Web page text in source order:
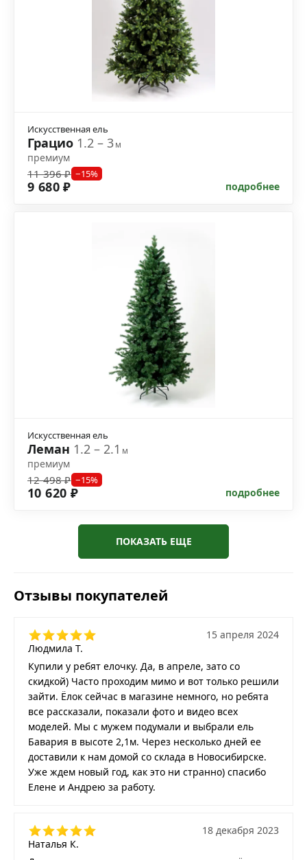
Искусственная ель
Грацио 1.2 – 3м
премиум
11 396 ₽ −15%
9 680 ₽ подробнее
Искусственная ель
Леман 1.2 – 2.1м
премиум
12 498 ₽ −15%
10 620 ₽ подробнее
ПОКАЗАТЬ ЕЩЕ
Отзывы покупателей
Людмила Т.
15 апреля 2024
Купили у ребят елочку. Да, в апреле, зато со
скидкой) Часто проходим мимо и вот только решили
зайти. Ёлок сейчас в магазине немного, но ребята
все рассказали, показали фото и видео всех
моделей. Мы с мужем подумали и выбрали ель
Бавария в высоте 2,1м. Через несколько дней ее
доставили к нам домой со склада в Новосибирске.
Уже ждем новый год, как это ни странно) спасибо
Елене и Андрею за работу.
Наталья К.
18 декабря 2023